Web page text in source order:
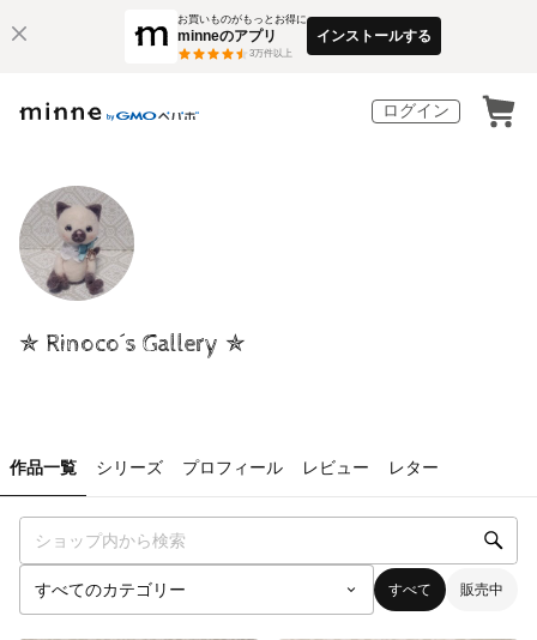
お買いものがもっとお得に
minneのアプリ
3万件以上
インストールする
ログイン
✯ Rinoco´s Gallery ✯
作品一覧 シリーズ プロフィール レビュー レター
すべて 販売中